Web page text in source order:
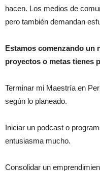
hacen. Los medios de
pero también demandan
Estamos comenzando un
proyectos o metas tienes
Terminar mi Maestría en
según lo planeado.
Iniciar un podcast o
entusiasma mucho.
Consolidar un